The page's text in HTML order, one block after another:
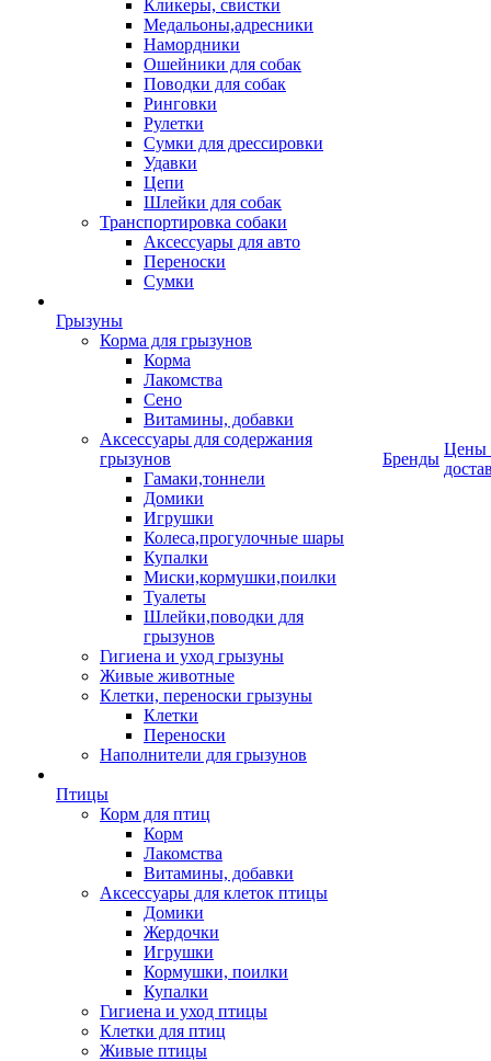
Кликеры, свистки
Медальоны,адресники
Намордники
Ошейники для собак
Поводки для собак
Ринговки
Рулетки
Сумки для дрессировки
Удавки
Цепи
Шлейки для собак
Транспортировка собаки
Аксессуары для авто
Переноски
Сумки
Грызуны
Корма для грызунов
Корма
Лакомства
Сено
Витамины, добавки
Аксессуары для содержания
грызунов
Гамаки,тоннели
Домики
Игрушки
Колеса,прогулочные шары
Купалки
Миски,кормушки,поилки
Туалеты
Шлейки,поводки для
грызунов
Гигиена и уход грызуны
Живые животные
Клетки, переноски грызуны
Клетки
Переноски
Наполнители для грызунов
Птицы
Корм для птиц
Корм
Лакомства
Витамины, добавки
Аксессуары для клеток птицы
Домики
Жердочки
Игрушки
Кормушки, поилки
Купалки
Гигиена и уход птицы
Клетки для птиц
Живые птицы
Бренды
Цены